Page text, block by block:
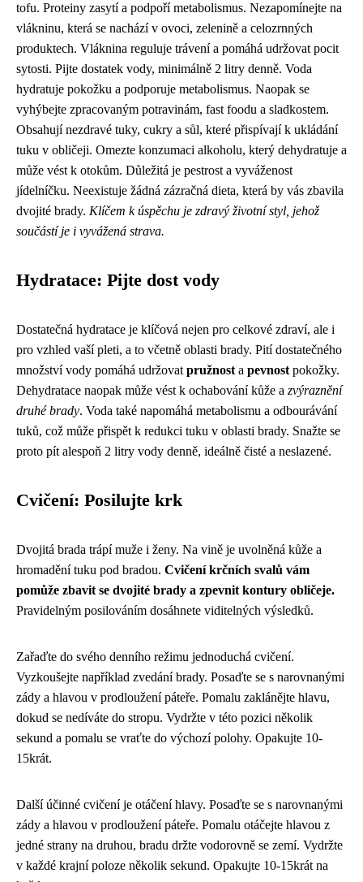
tofu. Proteiny zasytí a podpoří metabolismus. Nezapomínejte na
vlákninu, která se nachází v ovoci, zelenině a celozrnných
produktech. Vláknina reguluje trávení a pomáhá udržovat pocit
sytosti. Pijte dostatek vody, minimálně 2 litry denně. Voda
hydratuje pokožku a podporuje metabolismus. Naopak se
vyhýbejte zpracovaným potravinám, fast foodu a sladkostem.
Obsahují nezdravé tuky, cukry a sůl, které přispívají k ukládání
tuku v obličeji. Omezte konzumaci alkoholu, který dehydratuje a
může vést k otokům. Důležitá je pestrost a vyváženost
jídelníčku. Neexistuje žádná zázračná dieta, která by vás zbavila
dvojité brady. Klíčem k úspěchu je zdravý životní styl, jehož
součástí je i vyvážená strava.
Hydratace: Pijte dost vody
Dostatečná hydratace je klíčová nejen pro celkové zdraví, ale i
pro vzhled vaší pleti, a to včetně oblasti brady. Pití dostatečného
množství vody pomáhá udržovat pružnost a pevnost pokožky.
Dehydratace naopak může vést k ochabování kůže a zvýraznění
druhé brady. Voda také napomáhá metabolismu a odbourávání
tuků, což může přispět k redukci tuku v oblasti brady. Snažte se
proto pít alespoň 2 litry vody denně, ideálně čisté a neslazené.
Cvičení: Posilujte krk
Dvojitá brada trápí muže i ženy. Na vině je uvolněná kůže a
hromadění tuku pod bradou. Cvičení krčních svalů vám
pomůže zbavit se dvojité brady a zpevnit kontury obličeje.
Pravidelným posilováním dosáhnete viditelných výsledků.
Zařaďte do svého denního režimu jednoduchá cvičení.
Vyzkoušejte například zvedání brady. Posaďte se s narovnanými
zády a hlavou v prodloužení páteře. Pomalu zaklánějte hlavu,
dokud se nedíváte do stropu. Vydržte v této pozici několik
sekund a pomalu se vraťte do výchozí polohy. Opakujte 10-
15krát.
Další účinné cvičení je otáčení hlavy. Posaďte se s narovnanými
zády a hlavou v prodloužení páteře. Pomalu otáčejte hlavou z
jedné strany na druhou, bradu držte vodorovně se zemí. Vydržte
v každé krajní poloze několik sekund. Opakujte 10-15krát na